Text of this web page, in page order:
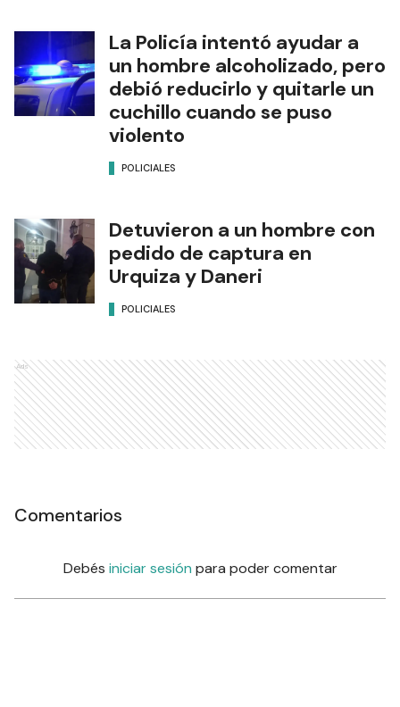
La Policía intentó ayudar a
un hombre alcoholizado, pero
debió reducirlo y quitarle un
cuchillo cuando se puso
violento
POLICIALES
Detuvieron a un hombre con
pedido de captura en
Urquiza y Daneri
POLICIALES
Ads
Comentarios
Debés iniciar sesión para poder comentar